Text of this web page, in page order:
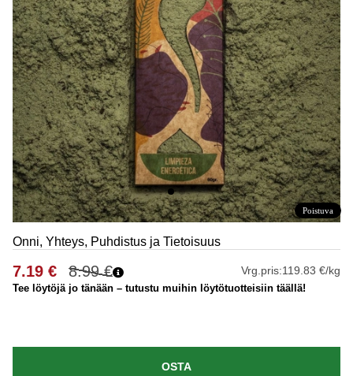
Poistuva
Onni, Yhteys, Puhdistus ja Tietoisuus
8.99€
7.19 € Vrg.pris:119.83 €/kg
Tee löytöjä jo tänään – tutustu muihin löytötuotteisiin täällä!
OSTA